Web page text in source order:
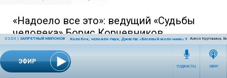
ЭФИР
02:03 | ЗАПРЕТНЫЙ МИЛОНОВ Колобок, человек-паук, Джастас «Веселый молочник» Уолкер,Алеся Крупанина,
ПОДКАСТЫ ЭФИР
«Надоело все это»: ведущий «Судьбы
человека» Борис Корчевников
прокомментировал уход из программы